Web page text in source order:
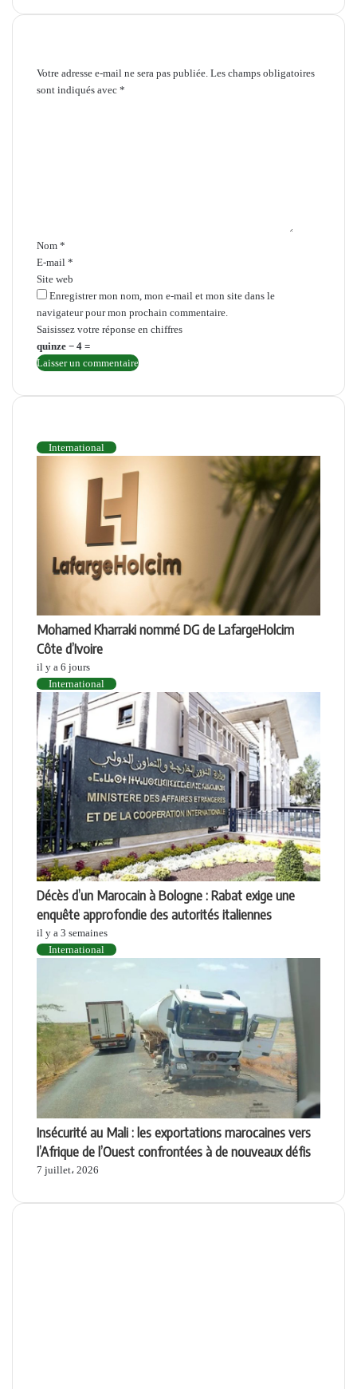
Votre adresse e-mail ne sera pas publiée. Les champs obligatoires
sont indiqués avec *
i
r
e
*
Nom *
E-mail *
Site web
Enregistrer mon nom, mon e-mail et mon site dans le
navigateur pour mon prochain commentaire.
Saisissez votre réponse en chiffres
quinze − 4 =
International
Mohamed Kharraki nommé DG de LafargeHolcim
Côte d’Ivoire
il y a 6 jours
International
Décès d’un Marocain à Bologne : Rabat exige une
enquête approfondie des autorités italiennes
il y a 3 semaines
International
Insécurité au Mali : les exportations marocaines vers
l’Afrique de l’Ouest confrontées à de nouveaux défis
7 juillet، 2026